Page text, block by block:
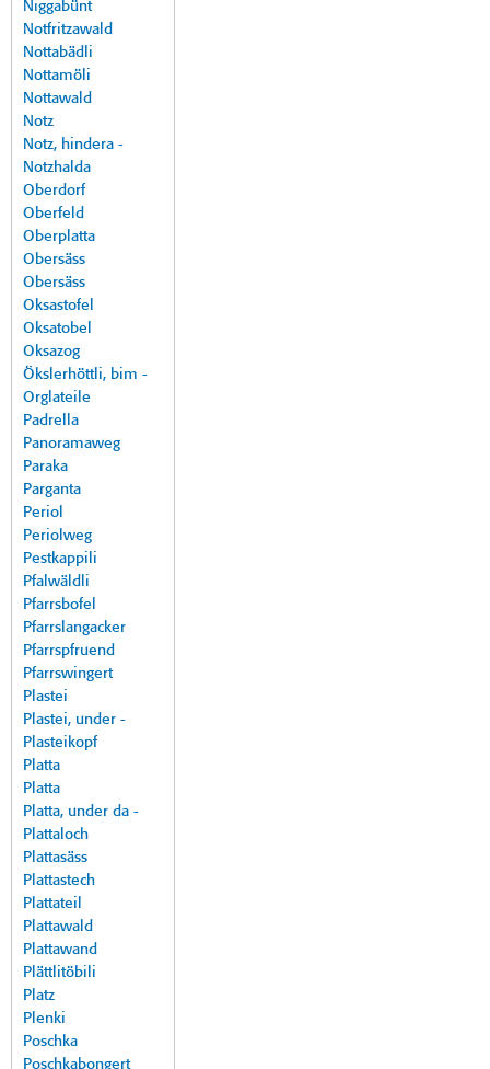
Niggabünt
Notfritzawald
Nottabädli
Nottamöli
Nottawald
Notz
Notz, hindera -
Notzhalda
Oberdorf
Oberfeld
Oberplatta
Obersäss
Obersäss
Oksastofel
Oksatobel
Oksazog
Ökslerhöttli, bim -
Orglateile
Padrella
Panoramaweg
Paraka
Parganta
Periol
Periolweg
Pestkappili
Pfalwäldli
Pfarrsbofel
Pfarrslangacker
Pfarrspfruend
Pfarrswingert
Plastei
Plastei, under -
Plasteikopf
Platta
Platta
Platta, under da -
Plattaloch
Plattasäss
Plattastech
Plattateil
Plattawald
Plattawand
Plättlitöbili
Platz
Plenki
Poschka
Poschkabongert